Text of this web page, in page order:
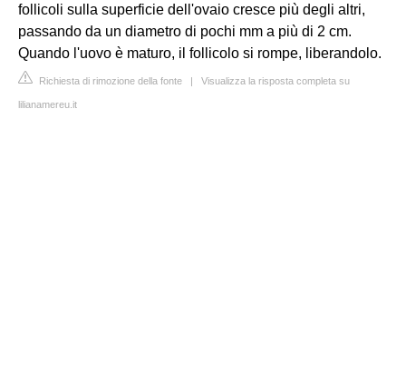
follicoli sulla superficie dell'ovaio cresce più degli altri,
passando da un diametro di pochi mm a più di 2 cm.
Quando l'uovo è maturo, il follicolo si rompe, liberandolo.
Richiesta di rimozione della fonte | Visualizza la risposta completa su
lilianamereu.it